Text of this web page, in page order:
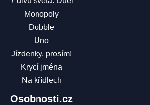
Monopoly
Dobble
Uno
Jízdenky, prosím!
Krycí jména
Na křídlech
Osobnosti.cz